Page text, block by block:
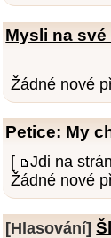
Mysli na
Žádné nové
Petice: My
[ Jdi na
Žádné nové
[Hlasování]